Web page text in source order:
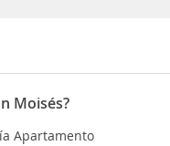
Moisés?
Apartamento